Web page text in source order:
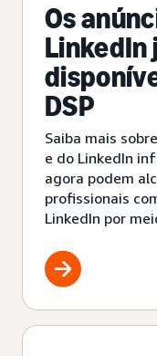
Os
LinkedIn
DSP
Saiba mais
e do LinkedIn
agora podem
profissionais
LinkedIn por